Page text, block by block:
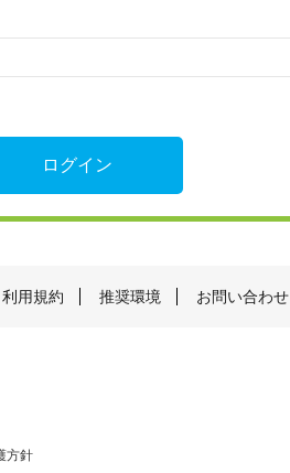
利用規約 推奨環境 お問い合わせ
方針